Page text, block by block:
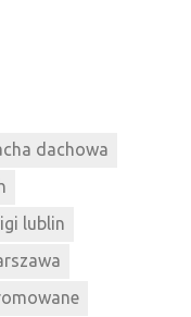
dachowa
lublin